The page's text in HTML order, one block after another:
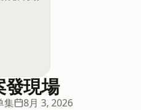
發現場
集 8月 3, 2026